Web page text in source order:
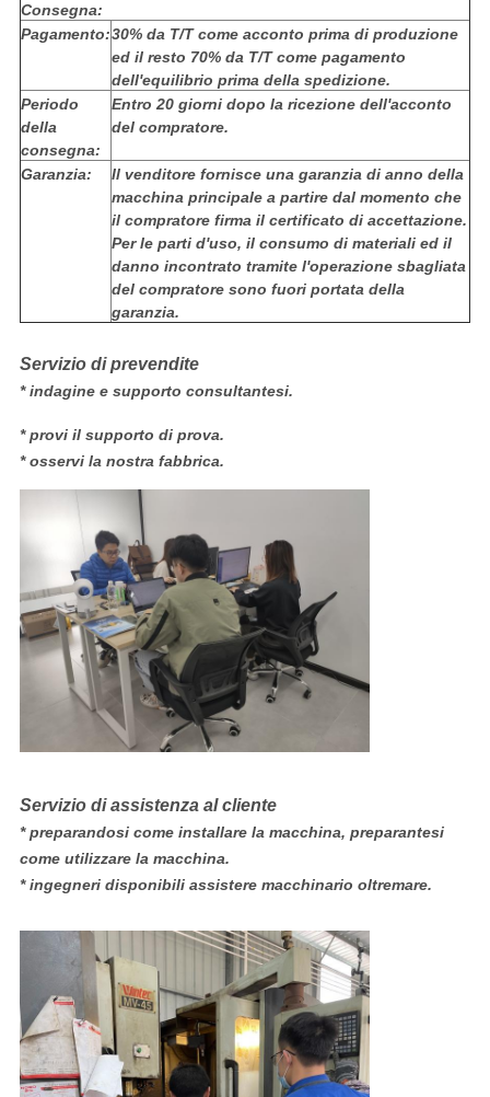
Consegna:
Pagamento:30% da T/T come acconto prima di produzione
ed il resto 70% da T/T come pagamento
dell'equilibrio prima della spedizione.
Periodo
della
consegna:
Entro 20 giorni dopo la ricezione dell'acconto
del compratore.
Garanzia:
Il venditore fornisce una garanzia di anno della
macchina principale a partire dal momento che
il compratore firma il certificato di accettazione.
Per le parti d'uso, il consumo di materiali ed il
danno incontrato tramite l'operazione sbagliata
del compratore sono fuori portata della
garanzia.
Servizio di prevendite
* indagine e supporto consultantesi.
* provi il supporto di prova.
* osservi la nostra fabbrica.
Servizio di assistenza al cliente
* preparandosi come installare la macchina, preparantesi
come utilizzare la macchina.
* ingegneri disponibili assistere macchinario oltremare.